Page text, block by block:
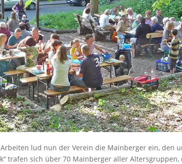
lud nun der Verein die Mainberger ein, den
trafen sich über 70 Mainberger aller